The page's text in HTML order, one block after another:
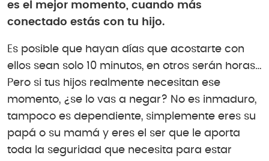
es el mejor momento, cuando más
conectado estás con tu hijo.
Es posible que hayan días que acostarte con
ellos sean solo 10 minutos, en otros serán horas…
Pero si tus hijos realmente necesitan ese
momento, ¿se lo vas a negar? No es inmaduro,
tampoco es dependiente, simplemente eres su
papá o su mamá y eres el ser que le aporta
toda la seguridad que necesita para estar